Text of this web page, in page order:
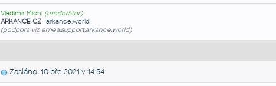
Vladimír Michl (moderátor)
ARKANCE CZ- arkance.world
(podpora viz emea.support.arkance.world)
Zasláno: 10.bře.2021 v 14:54